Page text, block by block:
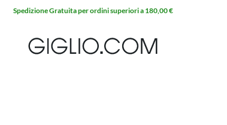
Extra 10% sui SALDI